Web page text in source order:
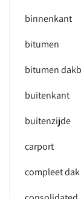
binnenkant
bitumen
bitumen
buitenkant
buitenzijde
carport
compleet dak